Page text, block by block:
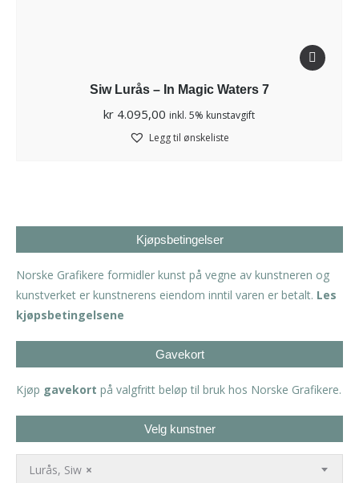
Siw Lurås – In Magic Waters 7
kr 4.095,00 inkl. 5% kunstavgift
Legg til ønskeliste
Kjøpsbetingelser
Norske Grafikere formidler kunst på vegne av kunstneren og
kunstverket er kunstnerens eiendom inntil varen er betalt. Les
kjøpsbetingelsene
Gavekort
Kjøp gavekort på valgfritt beløp til bruk hos Norske Grafikere.
Velg kunstner
×
Lurås, Siw